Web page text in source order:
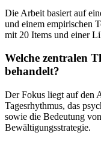
Die Arbeit basiert auf
und einem empirischen
mit 20 Items und einer
Welche zentralen
behandelt?
Der Fokus liegt auf den
Tagesrhythmus, das
sowie die Bedeutung
Bewältigungsstrategie.